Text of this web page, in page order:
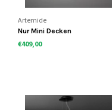
Artemide
Nur Mini Decken
€409,00